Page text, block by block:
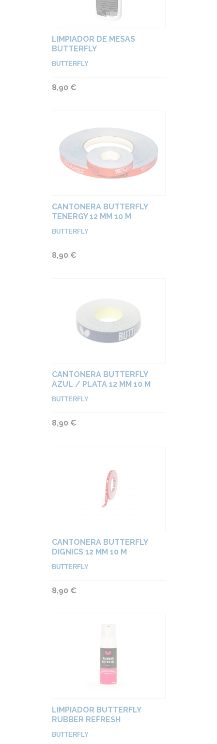
LIMPIADOR DE MESAS
BUTTERFLY
BUTTERFLY
8,90 €
CANTONERA BUTTERFLY
TENERGY 12 MM 10 M
BUTTERFLY
8,90 €
CANTONERA BUTTERFLY
AZUL / PLATA 12 MM 10 M
BUTTERFLY
8,90 €
CANTONERA BUTTERFLY
DIGNICS 12 MM 10 M
BUTTERFLY
8,90 €
LIMPIADOR BUTTERFLY
RUBBER REFRESH
BUTTERFLY